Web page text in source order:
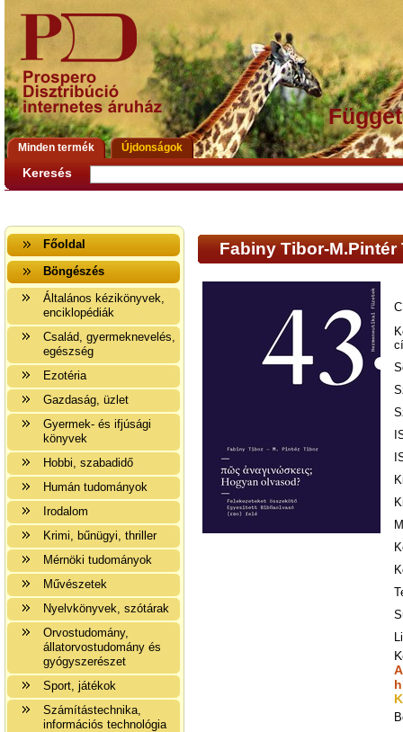
Minden termék Újdonságok
Keresés
Főoldal
Böngészés
Általános kézikönyvek,
enciklopédiák
Család, gyermeknevelés,
egészség
Ezotéria
Gazdaság, üzlet
Gyermek- és ifjúsági
könyvek
Hobbi, szabadidő
Humán tudományok
Irodalom
Krimi, bűnügyi, thriller
Mérnöki tudományok
Művészetek
Nyelvkönyvek, szótárak
Orvostudomány,
állatorvostudomány és
gyógyszerészet
Sport, játékok
Számítástechnika,
információs technológia
Fabiny Tibor-